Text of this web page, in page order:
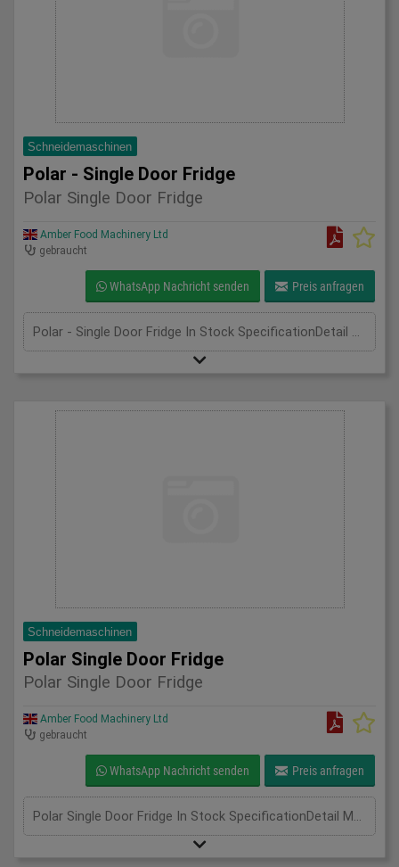
Schneidemaschinen
Polar - Single Door Fridge
Polar Single Door Fridge
Amber Food Machinery Ltd
gebraucht
WhatsApp Nachricht senden Preis anfragen
Schneidemaschinen
Polar Single Door Fridge
Polar Single Door Fridge
Amber Food Machinery Ltd
gebraucht
WhatsApp Nachricht senden Preis anfragen
Polar Single Door Fridge In Stock SpecificationDetail Manufacturer Polar Model CD084 Phase Single Phase 0.9Amp 130W Length(mm) 700 Width(mm) 800 Height(mm) 1900